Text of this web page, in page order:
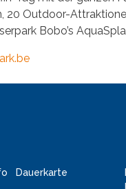
20 Outdoor-
Bobo’s
Dauerkarte